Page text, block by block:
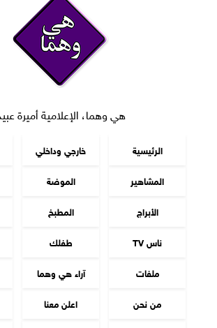
هي وهما، الإعلامية أميرة
الرئيسية خارجي وداخلي
المشاهير
الموضة
الأبراج
المطبخ
ناس TV
طفلك
ملفات
آراء هي وهما
من نحن
اعلن معنا